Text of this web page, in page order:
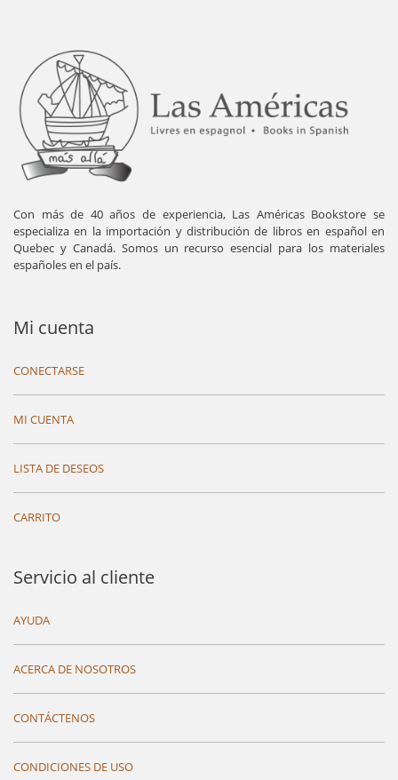
Con más de 40 años de experiencia, Las Américas Bookstore se
especializa en la importación y distribución de libros en español en
Quebec y Canadá. Somos un recurso esencial para los materiales
españoles en el país.
Mi cuenta
CONECTARSE
MI CUENTA
LISTA DE DESEOS
CARRITO
Servicio al cliente
AYUDA
ACERCA DE NOSOTROS
CONTÁCTENOS
CONDICIONES DE USO